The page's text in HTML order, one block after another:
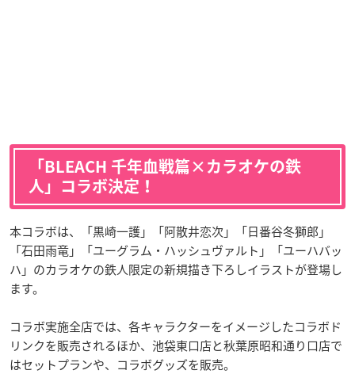
「BLEACH 千年血戦篇×カラオケの鉄
人」コラボ決定！
本コラボは、「黒崎一護」「阿散井恋次」「日番谷冬獅郎」
「石田雨竜」「ユーグラム・ハッシュヴァルト」「ユーハバッ
ハ」のカラオケの鉄人限定の新規描き下ろしイラストが登場し
ます。
コラボ実施全店では、各キャラクターをイメージしたコラボド
リンクを販売されるほか、池袋東口店と秋葉原昭和通り口店で
はセットプランや、コラボグッズを販売。